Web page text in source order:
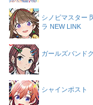
シノビマスター
ラ NEW LINK
ガールズバンド
シャインポスト